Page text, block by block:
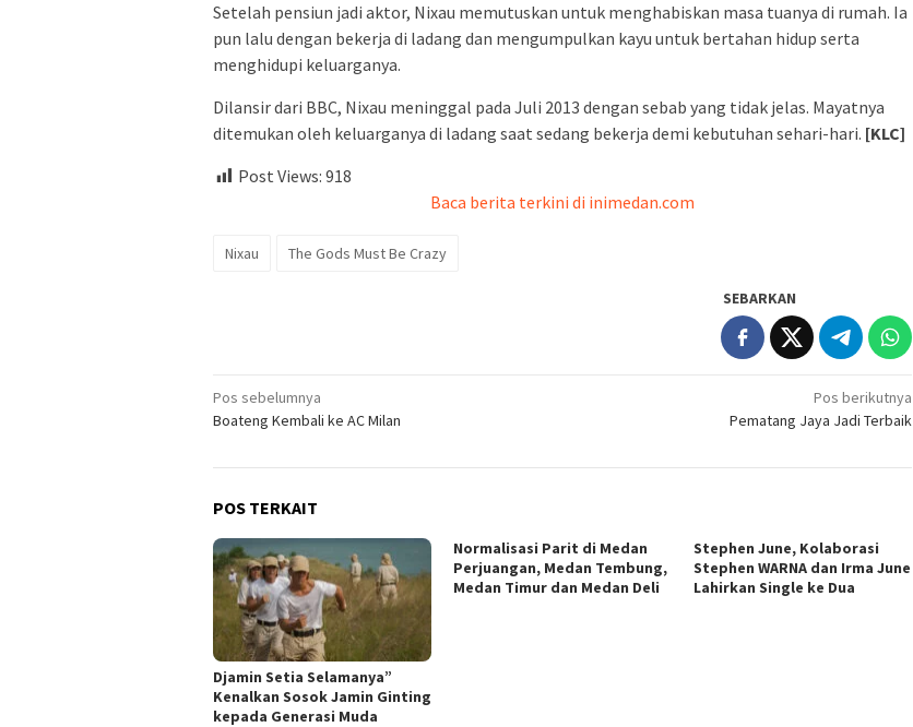
Setelah pensiun jadi aktor, Nixau memutuskan untuk menghabiskan masa tuanya di rumah. Ia
pun lalu dengan bekerja di ladang dan mengumpulkan kayu untuk bertahan hidup serta
menghidupi keluarganya.
Dilansir dari BBC, Nixau meninggal pada Juli 2013 dengan sebab yang tidak jelas. Mayatnya
ditemukan oleh keluarganya di ladang saat sedang bekerja demi kebutuhan sehari-hari. [KLC]
Post Views: 918
Baca berita terkini di inimedan.com
Nixau The Gods Must Be Crazy
SEBARKAN
Navigasi
pos
Pos sebelumnya
Boateng Kembali ke AC Milan
Pos berikutnya
Pematang Jaya Jadi Terbaik
POS TERKAIT
Djamin Setia Selamanya”
Kenalkan Sosok Jamin Ginting
kepada Generasi Muda
Normalisasi Parit di Medan
Perjuangan, Medan Tembung,
Medan Timur dan Medan Deli
Stephen June, Kolaborasi
Stephen WARNA dan Irma June
Lahirkan Single ke Dua